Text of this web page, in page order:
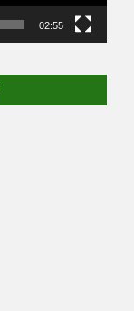
02:55